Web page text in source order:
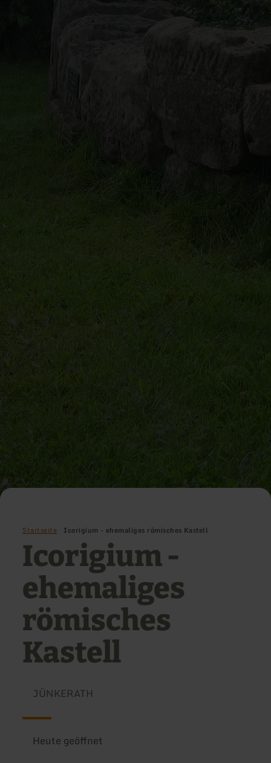
Startseite Icorigium - ehemaliges römisches Kastell
Icorigium -
ehemaliges
römisches
Kastell
JÜNKERATH
Heute geöffnet